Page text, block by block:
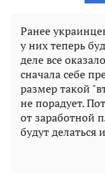
Ранее
у них теперь
деле все
сначала себе
размер такой
не порадует.
от заработной
будут делаться